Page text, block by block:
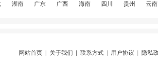
湖南 广东 广西 海南 四川 贵州 云南
网站首页| 关于我们 联系方式| 用户协议 隐私